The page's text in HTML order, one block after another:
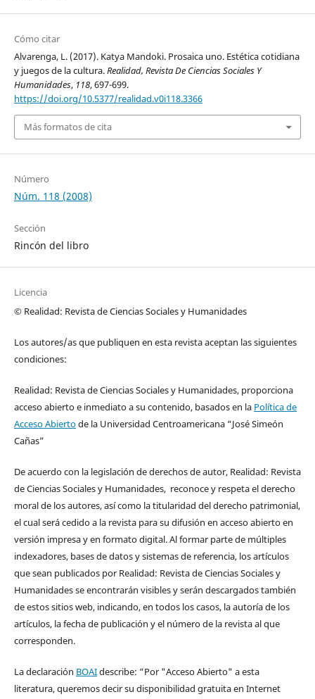
Cómo citar
Alvarenga, L. (2017). Katya Mandoki. Prosaica uno. Estética cotidiana
y juegos de la cultura.Realidad, Revista De Ciencias Sociales Y
Humanidades, 118, 697-699.
https://doi.org/10.5377/realidad.v0i118.3366
Más formatos de cita
Número
Núm. 118 (2008)
Sección
Rincón del libro
Licencia
© Realidad: Revista de Ciencias Sociales y Humanidades
Los autores/as que publiquen en esta revista aceptan las siguientes
condiciones:
Realidad: Revista de Ciencias Sociales y Humanidades, proporciona
acceso abierto e inmediato a su contenido, basados en la Política de
Acceso Abiertode la Universidad Centroamericana “José Simeón
Cañas”
De acuerdo con la legislación de derechos de autor, Realidad: Revista
de Ciencias Sociales y Humanidades, reconoce y respeta el derecho
moral de los autores, así como la titularidad del derecho patrimonial,
el cual será cedido a la revista para su difusión en acceso abierto en
versión impresa y en formato digital. Al formar parte de múltiples
indexadores, bases de datos y sistemas de referencia, los artículos
que sean publicados por Realidad: Revista de Ciencias Sociales y
Humanidades se encontrarán visibles y serán descargados también
de estos sitios web, indicando, en todos los casos, la autoría de los
artículos, la fecha de publicación y el número de la revista al que
corresponden.
La declaración BOAIdescribe: “Por "Acceso Abierto" a esta
literatura, queremos decir su disponibilidad gratuita en Internet